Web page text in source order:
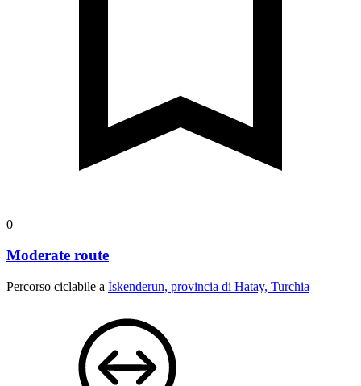
0
Moderate route
Percorso ciclabile a İskenderun, provincia di Hatay, Turchia